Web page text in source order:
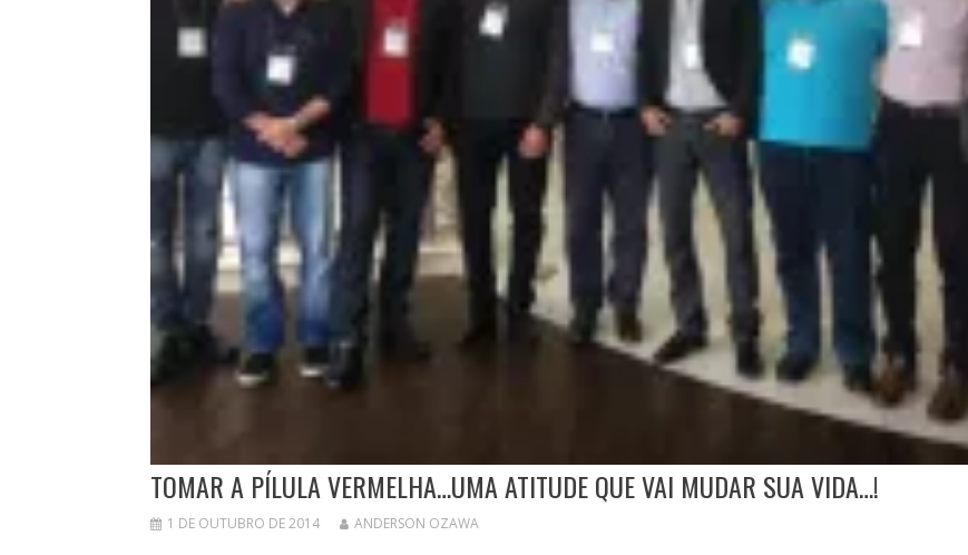
TOMAR A PÍLULA VERMELHA…UMA ATITUDE QUE VAI MUDAR SUA VIDA…!
1 DE OUTUBRO DE 2014 ANDERSON OZAWA